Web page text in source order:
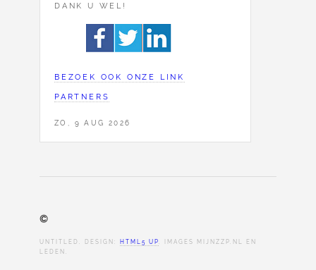
DANK U WEL!
BEZOEK OOK ONZE LINK
PARTNERS
ZO, 9 AUG 2026
©
UNTITLED. DESIGN: HTML5 UP. IMAGES MIJNZZP.NL EN
LEDEN.